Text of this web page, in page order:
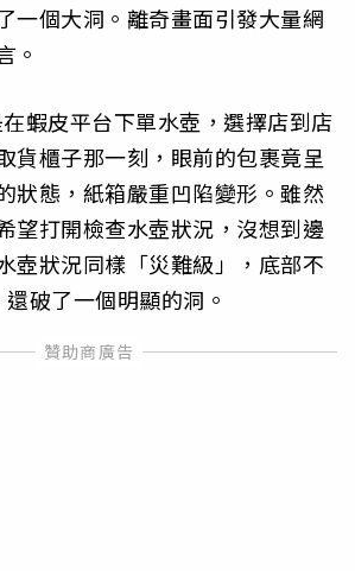
一個大洞。離奇畫面引發大量網
。
蝦皮平台下單水壺，選擇店到店
貨櫃子那一刻，眼前的包裹竟呈
狀態，紙箱嚴重凹陷變形。雖然
望打開檢查水壺狀況，沒想到邊
壺狀況同樣「災難級」，底部不
破了一個明顯的洞。